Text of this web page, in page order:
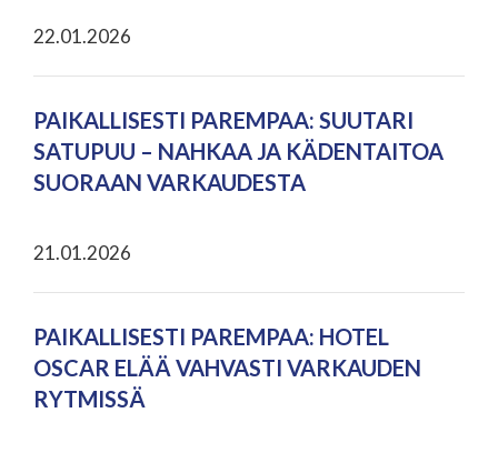
22.01.2026
PAIKALLISESTI PAREMPAA: SUUTARI
SATUPUU – NAHKAA JA KÄDENTAITOA
SUORAAN VARKAUDESTA
21.01.2026
PAIKALLISESTI PAREMPAA: HOTEL
OSCAR ELÄÄ VAHVASTI VARKAUDEN
RYTMISSÄ